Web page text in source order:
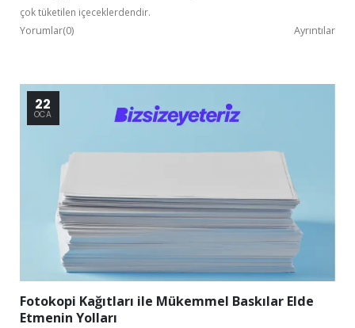
çok tüketilen içeceklerdendir.
Yorumlar(0) Ayrıntılar
22
OCA
Fotokopi Kağıtları ile Mükemmel Baskılar Elde
Etmenin Yolları